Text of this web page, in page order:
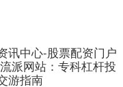
讯中心-股票配资门户
派网站：专科杠杆投
游指南